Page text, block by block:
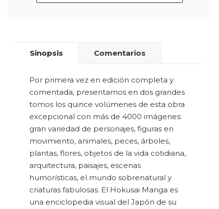
Sinopsis Comentarios
Por primera vez en edición completa y
comentada, presentamos en dos grandes
tomos los quince volúmenes de esta obra
excepcional con más de 4000 imágenes:
gran variedad de personajes, figuras en
movimiento, animales, peces, árboles,
plantas, flores, objetos de la vida cotidiana,
arquitectura, paisajes, escenas
humorísticas, el mundo sobrenatural y
criaturas fabulosas. El Hokusai Manga es
una enciclopedia visual del Japón de su